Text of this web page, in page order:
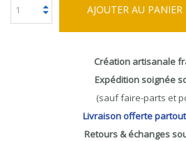
AJOUTER AU PANIER
Création artisanale
Expédition soignée
(sauf faire-parts et
Livraison offerte
Retours & échanges